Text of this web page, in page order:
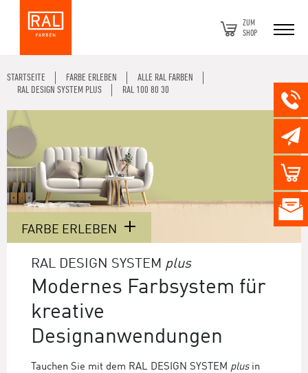
ZUM
SHOP
STARTSEITE FARBE ERLEBEN
ALLE RAL FARBEN
RAL DESIGN SYSTEM PLUS
RAL 100 80 30
FARBE ERLEBEN
RAL DESIGN SYSTEM plus
Modernes Farbsystem für
kreative
Designanwendungen
Tauchen Sie mit dem RAL DESIGN SYSTEM plusin